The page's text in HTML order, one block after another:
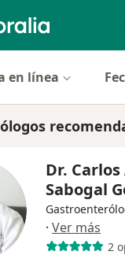
en línea
Dr.
Sabogal
· Ver más
2